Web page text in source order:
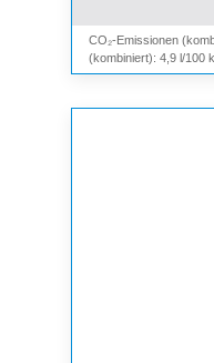
CO₂-Emissionen
(kombiniert): 4,9 l/100